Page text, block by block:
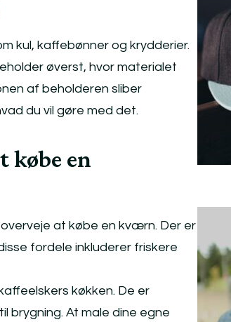
kul, kaffebønner og krydderier.
øverst, hvor materialet
af beholderen sliber
du vil gøre med det.
købe en
at købe en kværn. Der er
fordele inkluderer friskere
køkken. De er
brygning. At male dine egne